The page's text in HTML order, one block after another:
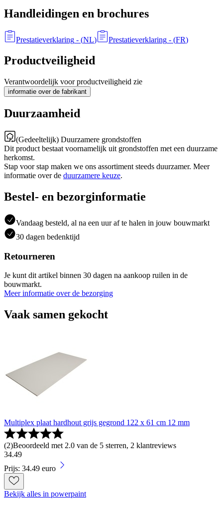
Handleidingen en brochures
Prestatieverklaring - (NL) Prestatieverklaring - (FR)
Productveiligheid
Verantwoordelijk voor productveiligheid zie
informatie over de fabrikant
Duurzaamheid
(Gedeeltelijk) Duurzamere grondstoffen
Dit product bestaat voornamelijk uit grondstoffen met een duurzame
herkomst.
Stap voor stap maken we ons assortiment steeds duurzamer. Meer
informatie over de duurzamere keuze.
Bestel- en bezorginformatie
Vandaag besteld, al na een uur af te halen in jouw bouwmarkt
30 dagen bedenktijd
Retourneren
Je kunt dit artikel binnen 30 dagen na aankoop ruilen in de
bouwmarkt.
Meer informatie over de bezorging
Vaak samen gekocht
Multiplex plaat hardhout grijs gegrond 122 x 61 cm 12 mm
(2)Beoordeeld met 2.0 van de 5 sterren, 2 klantreviews
34.49
Prijs: 34.49 euro
Bekijk alles in powerpaint